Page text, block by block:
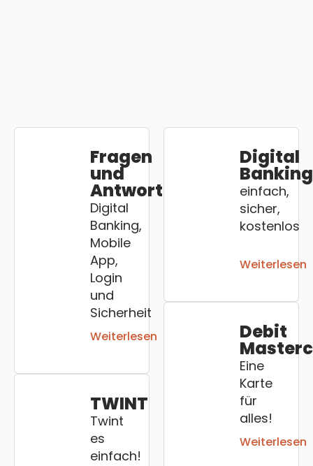
Fragen
und
Antworten
Digital
Banking,
Mobile
App,
Login
und
Sicherheit
Weiterlesen
TWINT
Twint
es
einfach!
Digital
Banking
einfach,
sicher,
kostenlos
Weiterlesen
Debit
Eine
Karte
für
alles!
Weiterlesen